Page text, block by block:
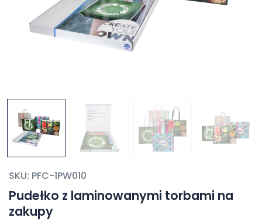
Pudełko z laminowanymi torbami na
zakupy
SKU: PFC-1PW010